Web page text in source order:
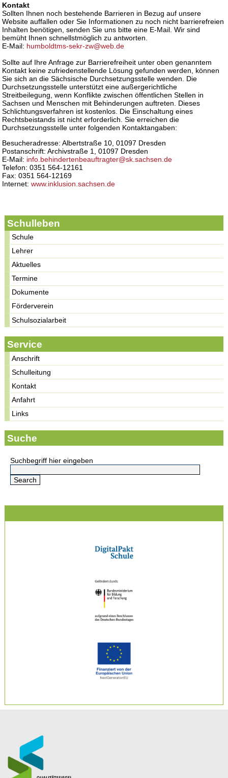
Kontakt
Sollten Ihnen noch bestehende Barrieren in Bezug auf unsere
Website auffallen oder Sie Informationen zu noch nicht barrierefreien
Inhalten benötigen, senden Sie uns bitte eine E-Mail. Wir sind
bemüht Ihnen schnellstmöglich zu antworten.
E-Mail: humboldtms-sekr-zw@web.de
Sollte auf Ihre Anfrage zur Barrierefreiheit unter oben genanntem
Kontakt keine zufriedenstellende Lösung gefunden werden, können
Sie sich an die Sächsische Durchsetzungsstelle wenden. Die
Durchsetzungsstelle unterstützt eine außergerichtliche
Streitbeilegung, wenn Konflikte zwischen öffentlichen Stellen in
Sachsen und Menschen mit Behinderungen auftreten. Dieses
Schlichtungsverfahren ist kostenlos. Die Einschaltung eines
Rechtsbeistands ist nicht erforderlich. Sie erreichen die
Durchsetzungsstelle unter folgenden Kontaktangaben:
Besucheradresse: Albertstraße 10, 01097 Dresden
Postanschrift: Archivstraße 1, 01097 Dresden
E-Mail: info.behindertenbeauftragter@sk.sachsen.de
Telefon: 0351 564-12161
Fax: 0351 564-12169
Internet:www.inklusion.sachsen.de
Schulleben
Schule
Lehrer
Aktuelles
Termine
Dokumente
Förderverein
Schulsozialarbeit
Service
Anschrift
Schulleitung
Kontakt
Anfahrt
Links
Suche
Suchbegriff hier eingeben